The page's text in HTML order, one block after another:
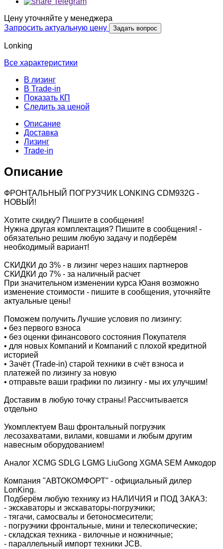
Цену уточняйте у менеджера
Запросить актуальную цену
Задать вопрос
Lonking
Все характеристики
В лизинг
В Trade-in
Показать КП
Следить за ценой
Описание
Доставка
Лизинг
Trade-in
Описание
ФРОНТАЛЬНЫЙ ПОГРУЗЧИК LONKING CDM932G -
НОВЫЙ!
Хотите скидку? Пишите в сообщения!
Нужна другая комплектация? Пишите в сообщения! -
обязательно решим любую задачу и подберём
необходимый вариант!
СКИДКИ до 3% - в лизинг через наших партнеров
СКИДКИ до 7% - за наличный расчет
При значительном изменении курса Юаня возможно
изменение стоимости - пишите в сообщения, уточняйте
актуальные цены!
Поможем получить Лучшие условия по лизингу:
• без первого взноса
• без оценки финансового состояния Покупателя
• для новых Компаний и Компаний с плохой кредитной
историей
• Зачёт (Тrаdе-in) старой техники в счёт взноса и
платежей по лизингу за новую
• отправьте ваши графики по лизингу - мы их улучшим!
Доставим в любую точку страны! Рассчитывается
отдельно
Укомплектуем Ваш фронтальный погрузчик
лесозахватами, вилами, ковшами и любым другим
навесным оборудованием!
Аналог XCMG SDLG LGMG LiuGong XGMA SEM Амкодор
Компания "АВТОКОМФОРТ" - официальный дилер
LonKing.
Подберём любую технику из НАЛИЧИЯ и ПОД ЗАКАЗ:
- экскаваторы и экскаваторы-погрузчики;
- тягачи, самосвалы и бетоносмесители;
- погрузчики фронтальные, мини и телескопические;
- складская техника - вилочные и ножничные;
- параллельный импорт техники JCB.